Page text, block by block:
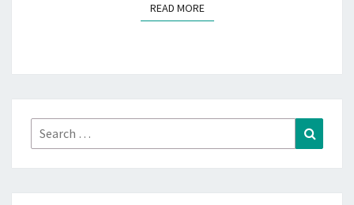
W
t
的
X
READ MOREREAD MORE
Search
for: